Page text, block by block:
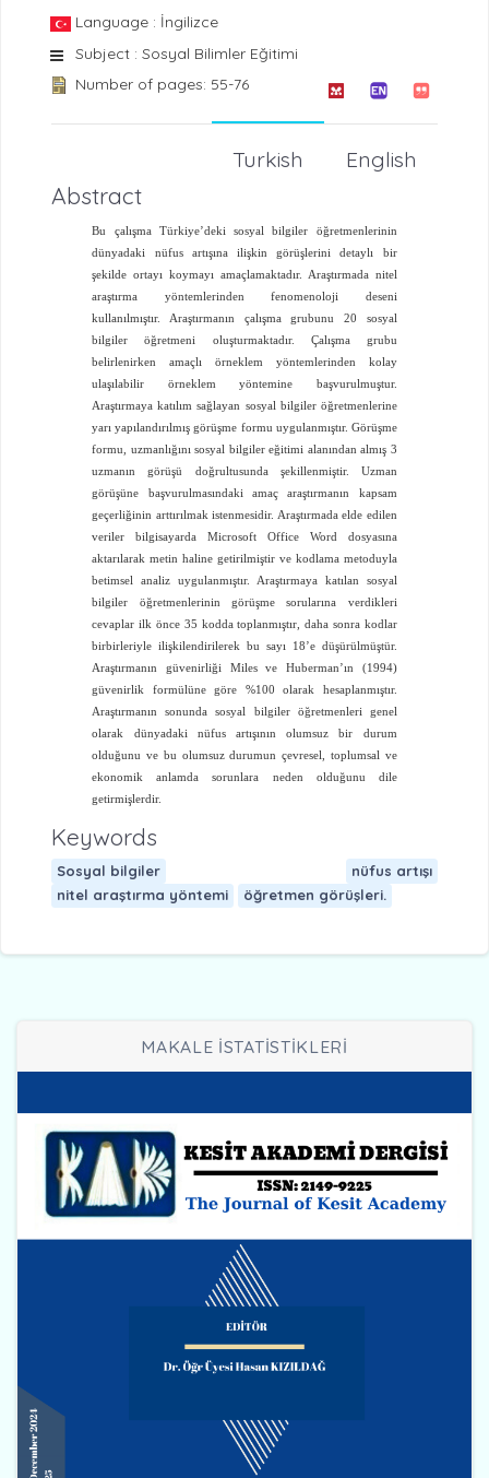
Language : İngilizce
Subject : Sosyal Bilimler Eğitimi
Number of pages: 55-76
English
Turkish
Abstract
Bu çalışma Türkiye’deki sosyal bilgiler öğretmenlerinin
dünyadaki nüfus artışına ilişkin görüşlerini detaylı bir
şekilde ortayı koymayı amaçlamaktadır. Araştırmada nitel
araştırma yöntemlerinden fenomenoloji deseni
kullanılmıştır. Araştırmanın çalışma grubunu 20 sosyal
bilgiler öğretmeni oluşturmaktadır. Çalışma grubu
belirlenirken amaçlı örneklem yöntemlerinden kolay
ulaşılabilir örneklem yöntemine başvurulmuştur.
Araştırmaya katılım sağlayan sosyal bilgiler öğretmenlerine
yarı yapılandırılmış görüşme formu uygulanmıştır. Görüşme
formu, uzmanlığını sosyal bilgiler eğitimi alanından almış 3
uzmanın görüşü doğrultusunda şekillenmiştir. Uzman
görüşüne başvurulmasındaki amaç araştırmanın kapsam
geçerliğinin arttırılmak istenmesidir. Araştırmada elde edilen
veriler bilgisayarda Microsoft Office Word dosyasına
aktarılarak metin haline getirilmiştir ve kodlama metoduyla
betimsel analiz uygulanmıştır. Araştırmaya katılan sosyal
bilgiler öğretmenlerinin görüşme sorularına verdikleri
cevaplar ilk önce 35 kodda toplanmıştır, daha sonra kodlar
birbirleriyle ilişkilendirilerek bu sayı 18’e düşürülmüştür.
Araştırmanın güvenirliği Miles ve Huberman’ın (1994)
güvenirlik formülüne göre %100 olarak hesaplanmıştır.
Araştırmanın sonunda sosyal bilgiler öğretmenleri genel
olarak dünyadaki nüfus artışının olumsuz bir durum
olduğunu ve bu olumsuz durumun çevresel, toplumsal ve
ekonomik anlamda sorunlara neden olduğunu dile
getirmişlerdir.
Keywords
Sosyal bilgiler
nüfus artışı
nitel araştırma yöntemi
öğretmen görüşleri.
MAKALE İSTATİSTİKLERİ